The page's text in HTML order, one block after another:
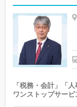
「税務・会計」「
ワンストップサービ